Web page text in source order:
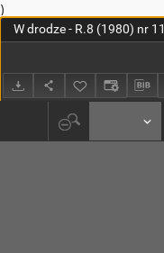
)
W drodze - R.8 (1980) nr 11